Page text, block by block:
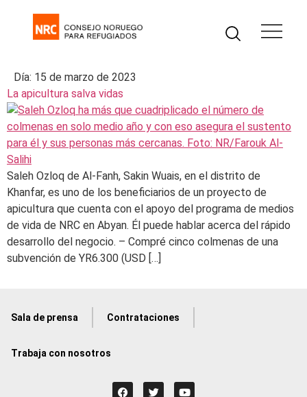
Día: 15 de marzo de 2023
La apicultura salva vidas
Saleh Ozloq de Al-Fanh, Sakin Wuais, en el distrito de
Khanfar, es uno de los beneficiarios de un proyecto de
apicultura que cuenta con el apoyo del programa de medios
de vida de NRC en Abyan. Él puede hablar acerca del rápido
desarrollo del negocio. – Compré cinco colmenas de una
subvención de YR6.300 (USD […]
Sala de prensa Contrataciones
Trabaja con nosotros